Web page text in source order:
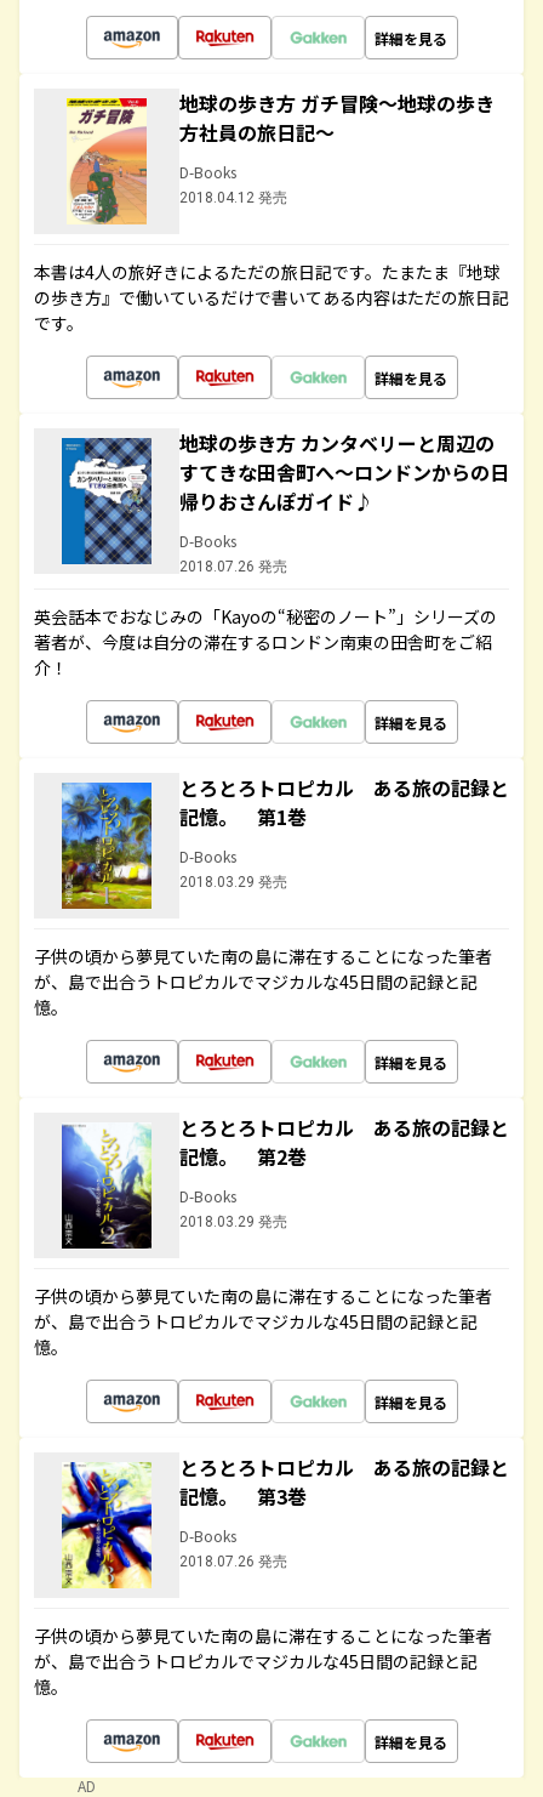
詳細を見る
地球の歩き方 ガチ冒険～地球の歩き
方社員の旅日記～
D-Books
2018.04.12 発売
本書は4人の旅好きによるただの旅日記です。たまたま『地球
の歩き方』で働いているだけで書いてある内容はただの旅日記
です。
詳細を見る
地球の歩き方 カンタベリーと周辺の
すてきな田舎町へ～ロンドンからの日
帰りおさんぽガイド♪
D-Books
2018.07.26 発売
英会話本でおなじみの「Kayoの“秘密のノート”」シリーズの
著者が、今度は自分の滞在するロンドン南東の田舎町をご紹
介！
詳細を見る
とろとろトロピカル ある旅の記録と
記憶。 第1巻
D-Books
2018.03.29 発売
子供の頃から夢見ていた南の島に滞在することになった筆者
が、島で出合うトロピカルでマジカルな45日間の記録と記
憶。
詳細を見る
とろとろトロピカル ある旅の記録と
記憶。 第2巻
D-Books
2018.03.29 発売
子供の頃から夢見ていた南の島に滞在することになった筆者
が、島で出合うトロピカルでマジカルな45日間の記録と記
憶。
詳細を見る
とろとろトロピカル ある旅の記録と
記憶。 第3巻
D-Books
2018.07.26 発売
子供の頃から夢見ていた南の島に滞在することになった筆者
が、島で出合うトロピカルでマジカルな45日間の記録と記
憶。
詳細を見る
AD